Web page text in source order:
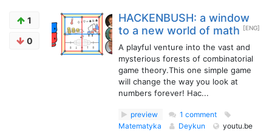
1
0
HACKENBUSH: a window
to a new world of math [ENG]
A playful venture into the vast and
mysterious forests of combinatorial
game theory.This one simple game
will change the way you look at
numbers forever! Hac...
preview
1 comment
Matematyka
Deykun
youtu.be